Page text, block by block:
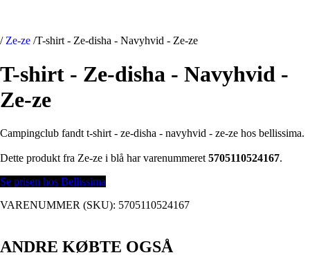
/ Ze-ze /T-shirt - Ze-disha - Navyhvid - Ze-ze
T-shirt - Ze-disha - Navyhvid -
Ze-ze
Campingclub fandt t-shirt - ze-disha - navyhvid - ze-ze hos bellissima.
Dette produkt fra Ze-ze i blå har varenummeret 5705110524167.
Se prisen hos Bellissima
VARENUMMER (SKU): 5705110524167
ANDRE KØBTE OGSÅ